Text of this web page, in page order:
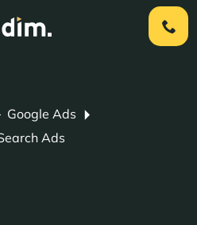
Google Ads
Ads